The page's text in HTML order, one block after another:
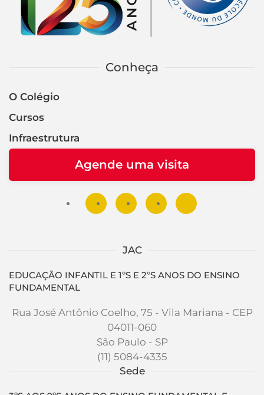
Conheça
O Colégio
Cursos
Infraestrutura
Agende uma visita
JAC
EDUCAÇÃO INFANTIL E 1ºS E 2ºS ANOS DO ENSINO
FUNDAMENTAL
Rua José Antônio Coelho, 75 - Vila Mariana - CEP
04011-060
São Paulo - SP
(11) 5084-4335
Sede